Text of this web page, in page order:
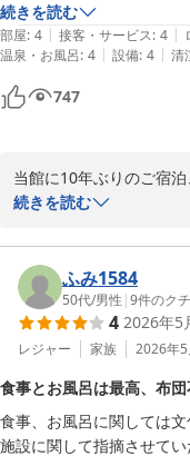
ただ、高台に部屋を設置
夕食会場までの坂道が少し
僕たちみたいに元気に動
た方やお身体の不自由な
ト等で送迎されては如何か
でも、総じて良かったと
ここはオススメ致します。
無を聞かれなかった為、
っと言っても、新人さん
続きを読む
部屋: 4 | 接客・サービス: 4 |
温泉・お風呂: 4 | 設備: 4 | 清
747
当館に10年ぶりのご宿泊
フロントの変更のご理解
ご指摘いただきましたd
ポイント加盟店ではご
ります。楽天トラベル
クアウト時にお声掛け
送迎サービスの充実につ
す。
続きを読む
ふみ1584
50代/男性 |9件のク
4 2026年5
レジャー 家族 2026年5
食事とお風呂は最高、布
食事、お風呂に関しては
施設に関して指摘させて